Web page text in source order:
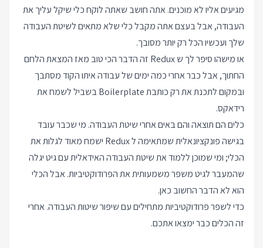
מגיעים אליו לא מוכנים. אתה חושב שאתה לוקח כלי שיקל עליך את
העבודה, אבל בעצם אתה מקבל כלי שלא מתאים לשיטת העבודה
שלך ועכשיו הכל רק יותר מסובך.
או מישהו סיפר לך ש Redux זה הדבר הכי טוב מאז המצאת הלחם
החתוך, אבל כבר אחרי כמה ימים של עבודה איתו הקוד מסתבך
ובמקום לתכנת את רק כותבת Boilerplate בשביל לשמח את
רידאקס.
כלים הם תוצאה והם באים אחרי שיטת העבודה. מי שכבר עובד
בגישה פונקציונאלית שמתאימה ל Redux ישמח מאוד לגלות את
הכלי; ומי שמוכן ללמוד את שיטת העבודה האידאלית עם גיט יגלה
שהמעבר לגיט משפר משמעותית את הפרודוקטיביות. אבל הכלי
הוא לא הדבר החשוב כאן.
כדי לשפר פרודוקטיביות מתחילים עם שיפור שיטות העבודה. אחרי
זה הכלים כבר ימצאו אתכם.